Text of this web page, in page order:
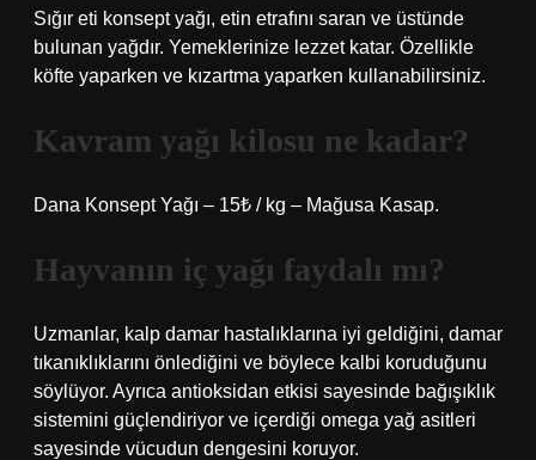
Sığır eti konsept yağı, etin etrafını saran ve üstünde
bulunan yağdır. Yemeklerinize lezzet katar. Özellikle
köfte yaparken ve kızartma yaparken kullanabilirsiniz.
Kavram yağı kilosu ne kadar?
Dana Konsept Yağı – 15₺ / kg – Mağusa Kasap.
Hayvanın iç yağı faydalı mı?
Uzmanlar, kalp damar hastalıklarına iyi geldiğini, damar
tıkanıklıklarını önlediğini ve böylece kalbi koruduğunu
söylüyor. Ayrıca antioksidan etkisi sayesinde bağışıklık
sistemini güçlendiriyor ve içerdiği omega yağ asitleri
sayesinde vücudun dengesini koruyor.